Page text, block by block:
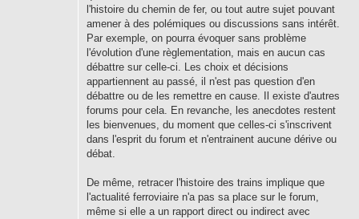
l'histoire du chemin de fer, ou tout autre sujet pouvant
amener à des polémiques ou discussions sans intérêt.
Par exemple, on pourra évoquer sans problème
l'évolution d'une règlementation, mais en aucun cas
débattre sur celle-ci. Les choix et décisions
appartiennent au passé, il n'est pas question d'en
débattre ou de les remettre en cause. Il existe d'autres
forums pour cela. En revanche, les anecdotes restent
les bienvenues, du moment que celles-ci s'inscrivent
dans l'esprit du forum et n'entrainent aucune dérive ou
débat.
De même, retracer l'histoire des trains implique que
l'actualité ferroviaire n'a pas sa place sur le forum,
même si elle a un rapport direct ou indirect avec